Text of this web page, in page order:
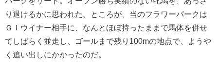
り退けるかに思われた。ところが、当のフラワーパークは
ＧＩウイナー相手に、なんとほぼ持ったままで馬体を併せ
てしばらく並走し、ゴールまで残り100mの地点で、ようや
く追い出しにかかったのだ。